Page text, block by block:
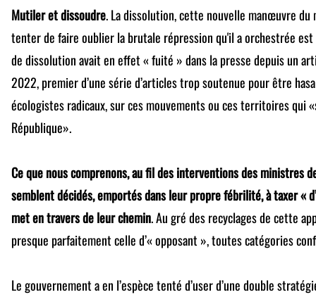
Mutiler et dissoudre. La dissolution, cette nouvelle manœuvre
tenter de faire oublier la brutale répression qu'il a orchestrée
de dissolution avait en effet « fuité » dans la presse depuis un
2022, premier d’une série d’articles trop soutenue pour être
écologistes radicaux, sur ces mouvements ou ces territoires qui
République».
Ce que nous comprenons, au fil des interventions des ministres
semblent décidés, emportés dans leur propre fébrilité, à taxer «
met en travers de leur chemin. Au gré des recyclages de cette
presque parfaitement celle d’« opposant », toutes catégories
Le gouvernement a en l’espèce tenté d’user d’une double